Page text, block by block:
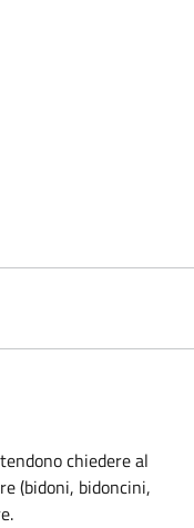
chiedere al
(bidoni, bidoncini,